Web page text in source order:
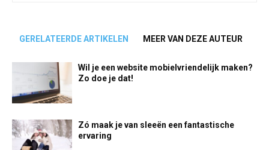
GERELATEERDE ARTIKELEN MEER VAN DEZE AUTEUR
Wil je een website mobielvriendelijk maken?
Zo doe je dat!
Zó maak je van sleeën een fantastische
ervaring